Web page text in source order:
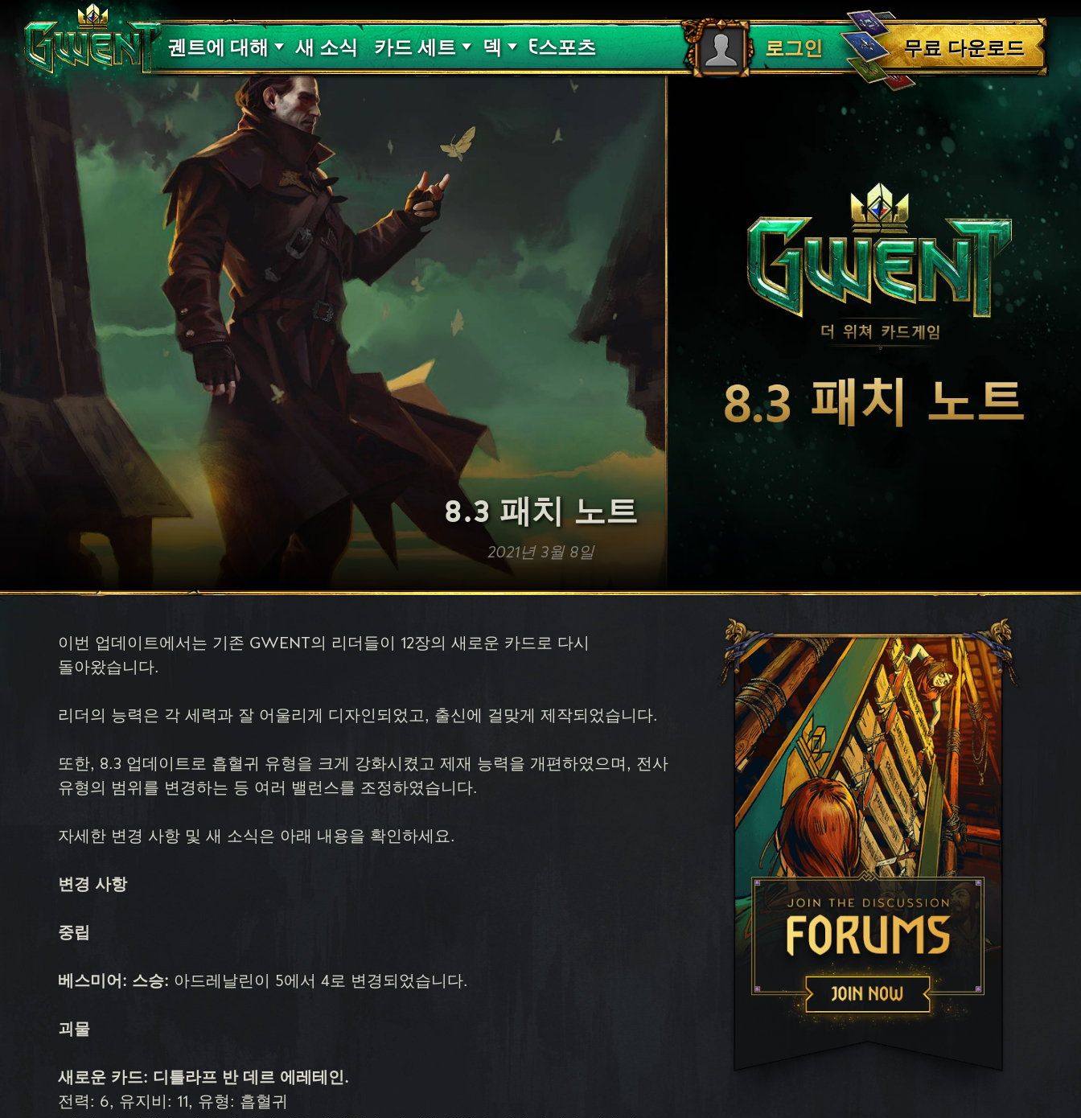
궨트에 대해
고객 지원
새 소식 카드 세트
핏빛 저주
덱
덱 가이드
E스포츠 로그인
로그아웃
무료 다운로드
8.3 패치 노트
2021년 3월 8일
이번 업데이트에서는 기존 GWENT의 리더들이 12장의 새로운 카드로 다시
돌아왔습니다.
리더의 능력은 각 세력과 잘 어울리게 디자인되었고, 출신에 걸맞게 제작되었습니다.
또한, 8.3 업데이트로 흡혈귀 유형을 크게 강화시켰고 제재 능력을 개편하였으며, 전사
유형의 범위를 변경하는 등 여러 밸런스를 조정하였습니다.
자세한 변경 사항 및 새 소식은 아래 내용을 확인하세요.
변경 사항
중립
베스미어: 스승: 아드레날린이 5에서 4로 변경되었습니다.
괴물
새로운 카드: 디틀라프 반 데르 에레테인.
전력: 6, 유지비: 11, 유형: 흡혈귀